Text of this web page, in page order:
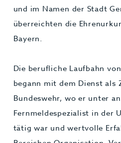
und im Namen der Stadt
überreichten die
Bayern.
Die berufliche Laufbahn
begann mit dem Dienst als
Bundeswehr, wo er unter
Fernmeldespezialist in der
tätig war und wertvolle